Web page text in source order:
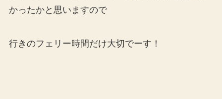
かったかと思いますので
行きのフェリー時間だけ大切でーす！